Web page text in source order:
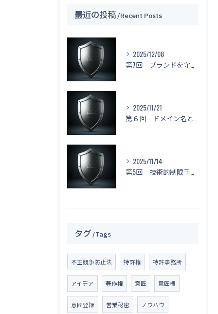
最近の投稿 Recent Posts
2025/12/08
2025/11/21
2025/11/14
タグ Tags
不正競争防止法 特許権 特許事務所
アイデア 著作権 意匠 意匠権
意匠登録 営業秘密 ノウハウ